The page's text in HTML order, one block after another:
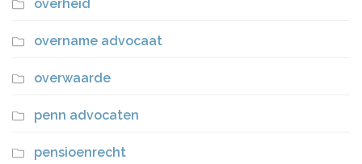
overheid
overname advocaat
overwaarde
penn advocaten
pensioenrecht